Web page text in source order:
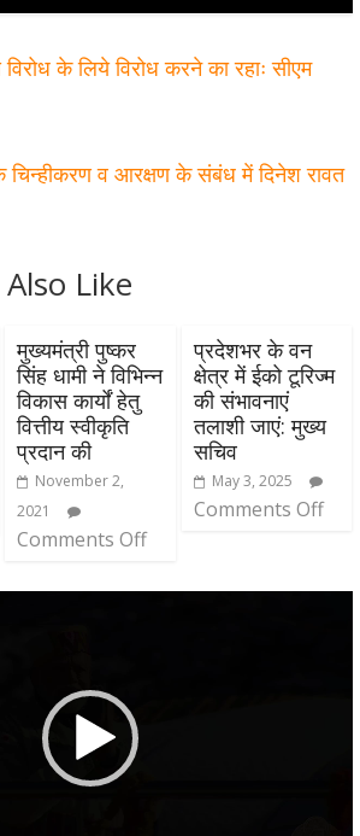
के लिये विरोध करने का रहाः सीएम
चिन्हीकरण व आरक्षण के संबंध में दिनेश रावत
Like
मुख्यमंत्री पुष्कर
सिंह धामी ने विभिन्न
विकास कार्यों हेतु
वित्तीय स्वीकृति
प्रदान की
November 2,
2021
Comments Off
प्रदेशभर के वन
क्षेत्र में ईको टूरिज्म
की संभावनाएं
तलाशी जाएं: मुख्य
सचिव
May 3, 2025
Comments Off